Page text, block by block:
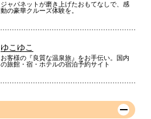
ジャパネットが磨き上げたおもてなしで、感
動の豪華クルーズ体験を。
ゆこゆこ
お客様の『良質な温泉旅』をお手伝い。国内
の旅館・宿・ホテルの宿泊予約サイト